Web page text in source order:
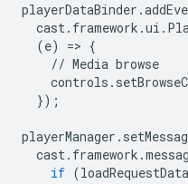
playerDataBinder .
cast. framework .ui .
(e) => {
// Media browse
controls .
});
playerManager .
cast. framework .
if (loadRequestData